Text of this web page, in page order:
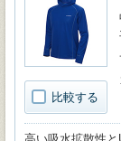
比較する